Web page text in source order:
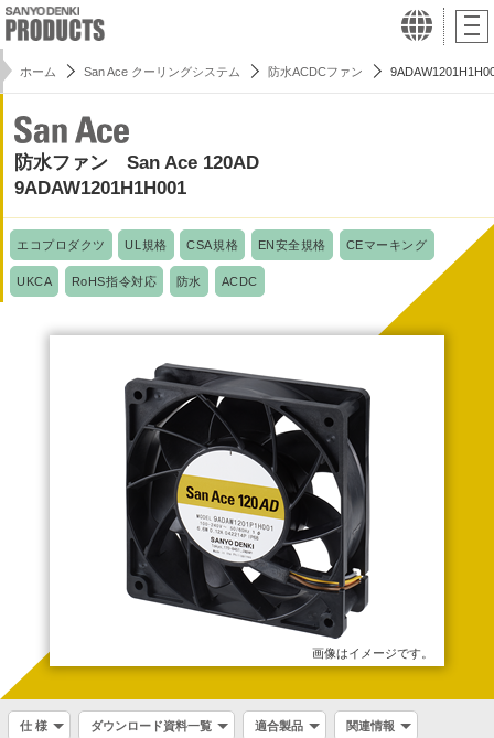
ホーム San Ace クーリングシステム 防水ACDCファン
防水ファン San Ace 120AD
9ADAW1201H1H001
エコプロダクツ UL規格 CSA規格 EN安全規格 CEマーキング
UKCA RoHS指令対応 防水 ACDC
画像はイメージです。
仕 様 ダウンロード資料一覧 適合製品 関連情報